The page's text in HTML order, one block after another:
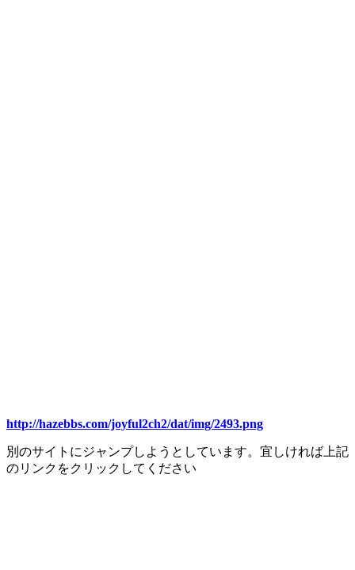
http://hazebbs.com/joyful2ch2/dat/img/2493.png
別のサイトにジャンプしようとしています。宜しければ上記
のリンクをクリックしてください